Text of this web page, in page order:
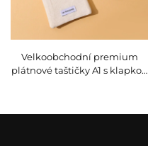
Velkoobchodní premium
plátnové taštičky A1 s klapkou